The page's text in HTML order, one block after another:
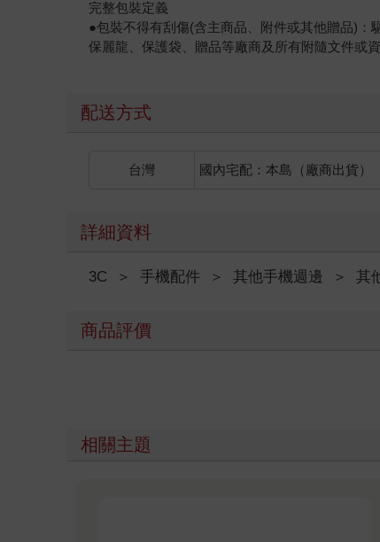
完整包裝定義
●包裝不得有刮傷(含主商品、附件或其他贈品)：
保麗龍、保護袋、贈品等廠商及所有附隨文件或
配送方式
台灣 國內宅配：本島（廠商出貨）
詳細資料
3C ＞ 手機配件 ＞ 其他手機週邊 ＞ 其
商品評價
相關主題